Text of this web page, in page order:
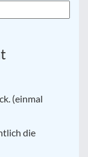
(einmal
die